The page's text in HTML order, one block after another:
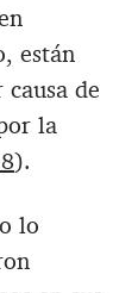
están
de
la
).
lo